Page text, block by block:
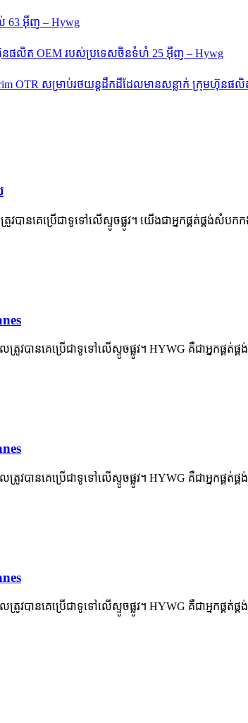
បានគេប្រើជាទូទៅលើស្ទូចផ្លូវ។ យើងជាអ្នកផ្គត់ផ្គង់
វបានគេប្រើជាទូទៅលើស្ទូចផ្លូវ។ HYWG គឺជាអ្នកផ្
វបានគេប្រើជាទូទៅលើស្ទូចផ្លូវ។ HYWG គឺជាអ្នកផ្
វបានគេប្រើជាទូទៅលើស្ទូចផ្លូវ។ HYWG គឺជាអ្នកផ្